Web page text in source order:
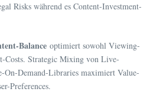
Risks während es Content-Investment-
Balance optimiert sowohl Viewing-
Costs. Strategic Mixing von Live-
On-Demand-Libraries maximiert Value-
Preferences.